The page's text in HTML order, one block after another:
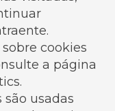
cookies
a página
são usadas